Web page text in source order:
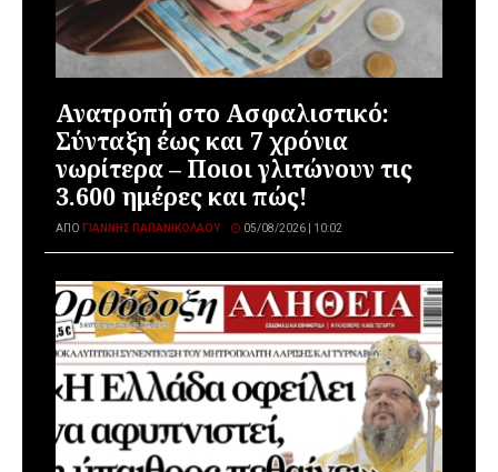
Ανατροπή στο Ασφαλιστικό:
Σύνταξη έως και 7 χρόνια
νωρίτερα – Ποιοι γλιτώνουν τις
3.600 ημέρες και πώς!
ΑΠΌ ΓΙΆΝΝΗΣ ΠΑΠΑΝΙΚΟΛΆΟΥ 05/08/2026 | 10:02